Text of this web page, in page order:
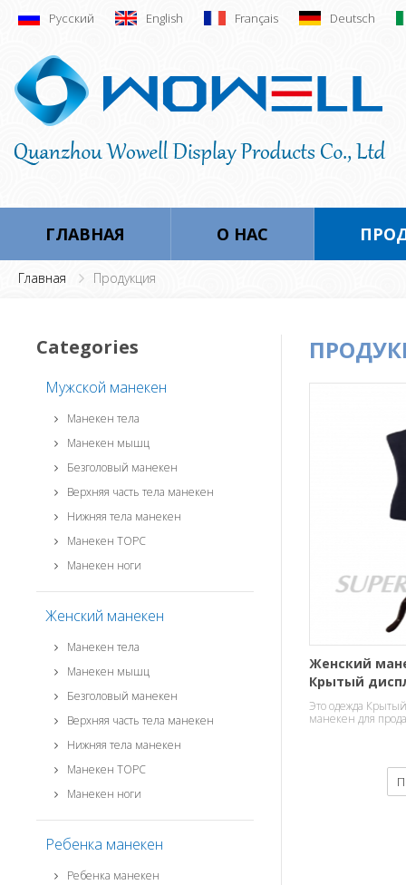
Русский English Français Deutsch
ГЛАВНАЯ О НАС
Главная Продукция
Categories
Мужской манекен
Манекен тела
Манекен мышц
Безголовый манекен
Верхняя часть тела манекен
Нижняя тела манекен
Манекен ТОРС
Манекен ноги
Женский манекен
Манекен тела
Манекен мышц
Безголовый манекен
Верхняя часть тела манекен
Нижняя тела манекен
Манекен ТОРС
Манекен ноги
Ребенка манекен
Ребенка манекен
Женский
Крытый
продажи
Это одежда
манекен для